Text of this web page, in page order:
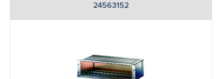
24563152